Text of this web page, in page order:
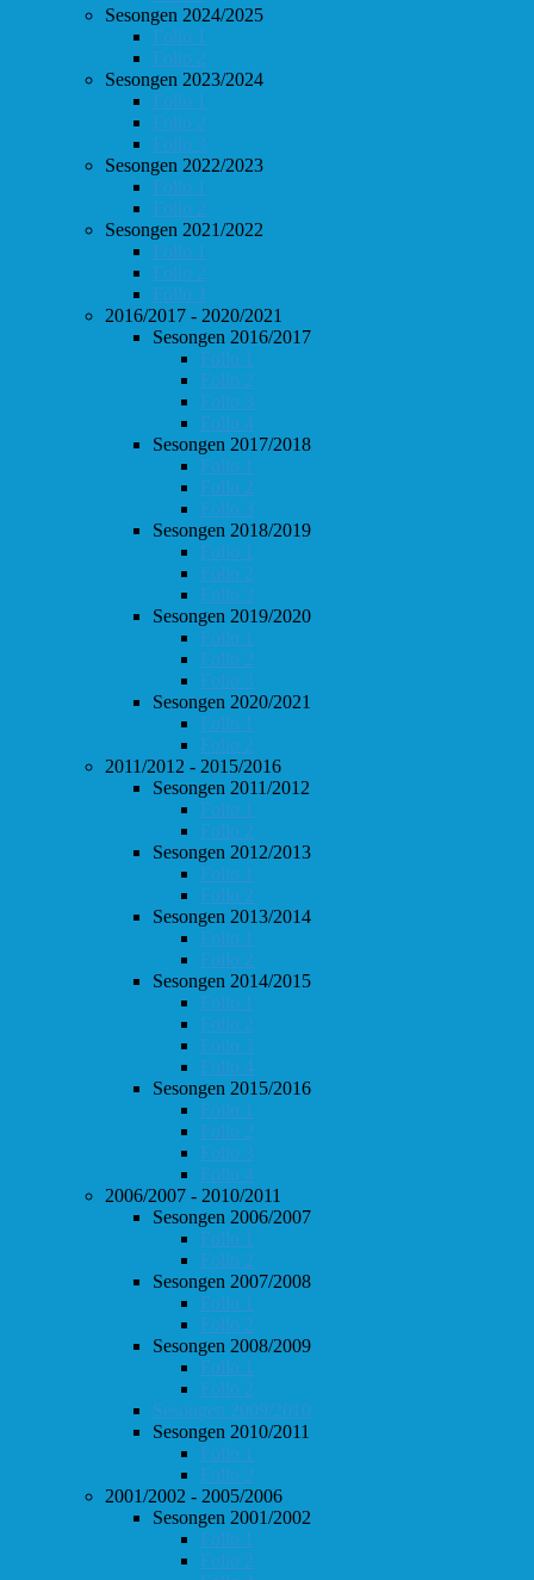
Sesongen 2024/2025
Follo 1
Follo 2
Sesongen 2023/2024
Follo 1
Follo 2
Follo 3
Sesongen 2022/2023
Follo 1
Follo 2
Sesongen 2021/2022
Follo 1
Follo 2
Follo 3
2016/2017 - 2020/2021
Sesongen 2016/2017
Follo 1
Follo 2
Follo 3
Follo 4
Sesongen 2017/2018
Follo 1
Follo 2
Follo 3
Sesongen 2018/2019
Follo 1
Follo 2
Follo 3
Sesongen 2019/2020
Follo 1
Follo 2
Follo 3
Sesongen 2020/2021
Follo 1
Follo 2
2011/2012 - 2015/2016
Sesongen 2011/2012
Follo 1
Follo 2
Sesongen 2012/2013
Follo 1
Follo 2
Sesongen 2013/2014
Follo 1
Follo 2
Sesongen 2014/2015
Follo 1
Follo 2
Follo 3
Follo 4
Sesongen 2015/2016
Follo 1
Follo 2
Follo 3
Follo 4
2006/2007 - 2010/2011
Sesongen 2006/2007
Follo 1
Follo 2
Sesongen 2007/2008
Follo 1
Follo 2
Sesongen 2008/2009
Follo 1
Follo 2
Sesongen 2009/2010
Sesongen 2010/2011
Follo 1
Follo 2
2001/2002 - 2005/2006
Sesongen 2001/2002
Follo 1
Follo 2